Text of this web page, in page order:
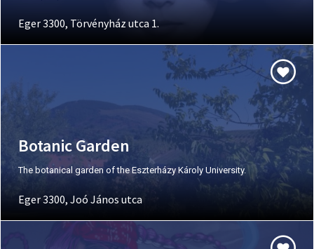
Eger 3300, Törvényház utca 1.
Botanic Garden
The botanical garden of the Eszterházy Károly University.
Eger 3300, Joó János utca